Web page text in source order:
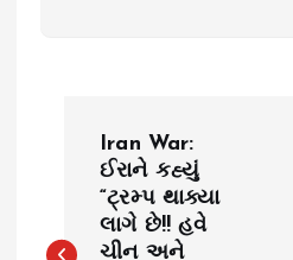
s
Iran War:
ઈરાને કહ્યું
“ટ્રમ્પ થાક્યા
લાગે છે!! હવે
ચીન અને